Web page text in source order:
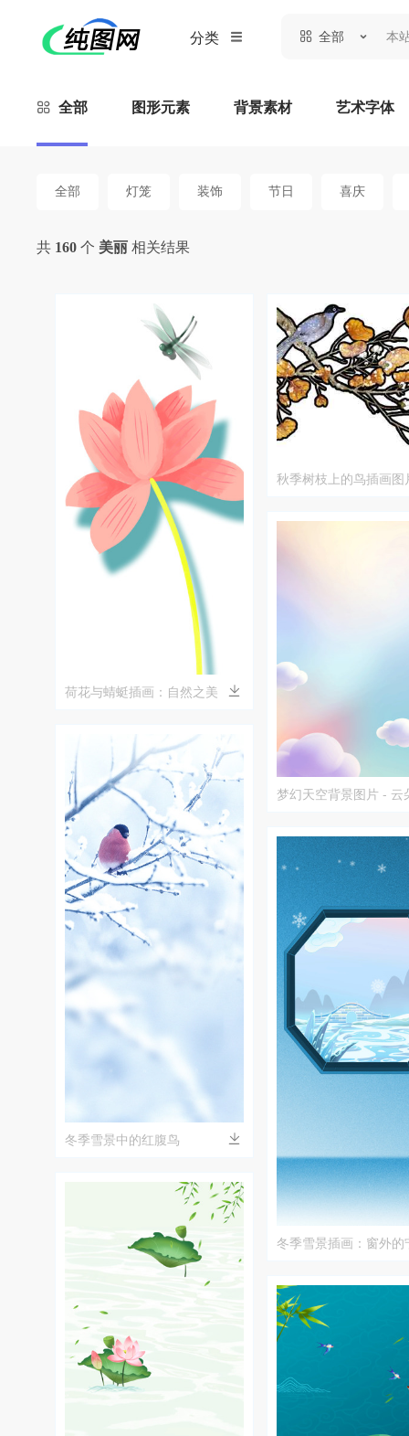
分类 全部
全部 图形元素 背景素材 艺术字体
全部 灯笼 装饰 节日 喜庆
共 160 个 美丽 相关结果
荷花与蜻蜓插画：自然之美
冬季雪景中的红腹鸟
秋季树枝上的鸟插画图
梦幻天空背景图片 - 云
冬季雪景插画：窗外的